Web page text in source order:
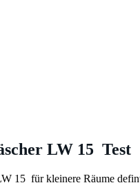
LW 15 Test
15 für kleinere Räume